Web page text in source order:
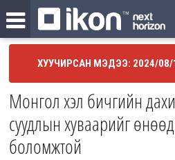
ХУУЧИРСАН МЭДЭЭ: 2024/
Монгол хэл бичгийн
суудлын хуваарийг
боломжтой